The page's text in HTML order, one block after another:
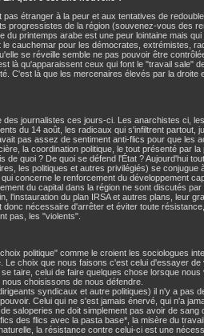
étranger à la peur et aux tentatives de
progressistes de la région (souvenez-vous des
printemps arabe est une peur lointaine mais qui
cauchemar pour les démocrates, extrémistes,
se réveille semble ne pas pouvoir être
là qu'apparaissent ceux qui font le "travail sale"
C'est là que les mercenaires élevés par la droite
journalistes ces jours-ci. Les anarchistes ci,
du 14 août, les radicaux qui s'infiltrent partout,
pas assez de sentiment anti-flics pour que les
la coordination politique, le tout présenté par
de quoi ? De quoi se défend l'État ? Aujourd'hui
les politiques et autres privilégiés) se conjugue
concerne le renforcement du développement
du capital dans la région ne sont discutés
l'instauration du plan IRSA et autres plans, leur
donc nécessaire d'arrêter et éviter toute
pas, les "violents".
politique" comme le croient les sociologues
Le choix que nous faisons c'est celui d'essayer de
taire, celui de faire quelques chose lorsque
choisissons de nous défendre.
syndicaux et autre politiques) il n'y a pas
Celui qui ne s'est jamais énervé, qui n'a
saloperies ne doit simplement pas avoir de sang
des flics avec la pasta base*, la misère du
la résistance contre celui-ci est une